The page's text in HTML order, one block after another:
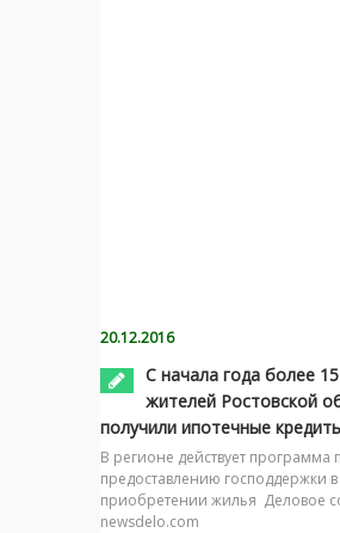
20.12.2016
С начала года более
жителей Ростовской
получили ипотечные
В регионе действует программа
предоставлению господдержки в
приобретении жилья Деловое
newsdelo.com